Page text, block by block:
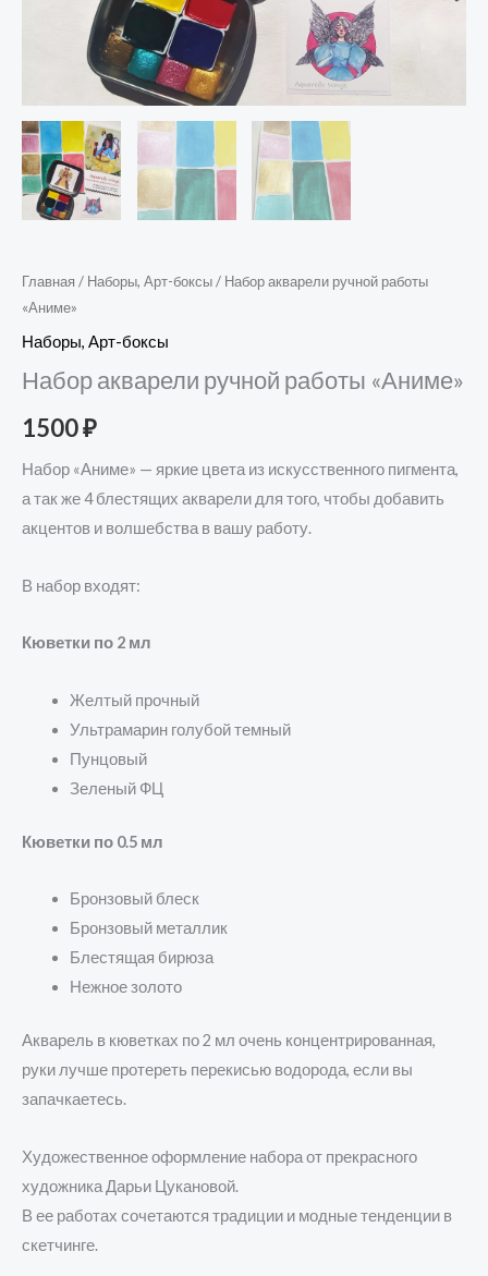
Главная / Наборы, Арт-боксы/ Набор акварели ручной работы
«Аниме»
Наборы, Арт-боксы
Набор акварели ручной работы «Аниме»
1500₽
Набор «Аниме» — яркие цвета из искусственного пигмента,
а так же 4 блестящих акварели для того, чтобы добавить
акцентов и волшебства в вашу работу.
В набор входят:
Кюветки по 2 мл
Желтый прочный
Ультрамарин голубой темный
Пунцовый
Зеленый ФЦ
Кюветки по 0.5 мл
Бронзовый блеск
Бронзовый металлик
Блестящая бирюза
Нежное золото
Акварель в кюветках по 2 мл очень концентрированная,
руки лучше протереть перекисью водорода, если вы
запачкаетесь.
Художественное оформление набора от прекрасного
художника Дарьи Цукановой.
В ее работах сочетаются традиции и модные тенденции в
скетчинге.